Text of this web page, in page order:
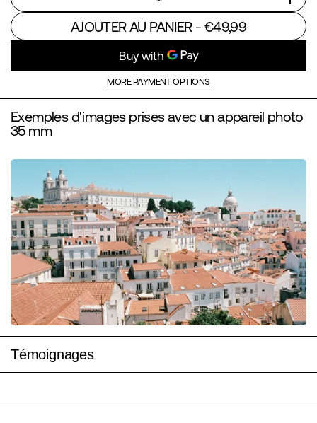
Quantité
AJOUTER AU PANIER- €49,99
MORE PAYMENT OPTIONS
Exemples d'images prises avec un appareil photo
35 mm
Témoignages